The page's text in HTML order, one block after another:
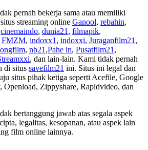
pernah bekerja sama atau memiliki
streaming online Ganool, rebahin,
cinemaindo, dunia21 , filmapik,
FMZM, indoxx1 , indoxxi, Juraganfilm21 ,
, nb21 ,Pahe in, Pusatfilm21 ,
, dan lain-lain. Kami tidak pernah
di situs savefilm21 ini. Situs ini legal dan
situs pihak ketiga seperti Acefile, Google
Zippyshare, Rapidvideo, dan
bertanggung jawab atas segala aspek
legalitas, kesopanan, atau aspek lain
film online lainnya.